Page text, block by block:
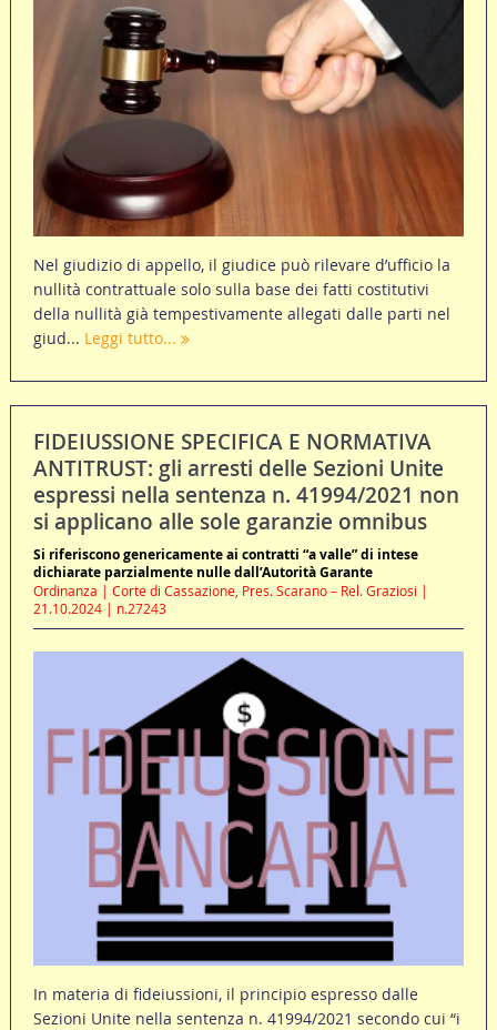
Nel giudizio di appello, il giudice può rilevare d’ufficio la
nullità contrattuale solo sulla base dei fatti costitutivi
della nullità già tempestivamente allegati dalle parti nel
giud... Leggi tutto...
FIDEIUSSIONE SPECIFICA E NORMATIVA
ANTITRUST: gli arresti delle Sezioni Unite
espressi nella sentenza n. 41994/2021 non
si applicano alle sole garanzie omnibus
Si riferiscono genericamente ai contratti “a valle” di intese
dichiarate parzialmente nulle dall’Autorità Garante
Ordinanza | Corte di Cassazione, Pres. Scarano – Rel. Graziosi |
21.10.2024 | n.27243
In materia di fideiussioni, il principio espresso dalle
Sezioni Unite nella sentenza n. 41994/2021 secondo cui “i